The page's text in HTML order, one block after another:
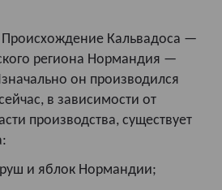
Происхождение Кальвадоса —
региона Нормандия —
он производился
в зависимости от
производства, существует
и яблок Нормандии;